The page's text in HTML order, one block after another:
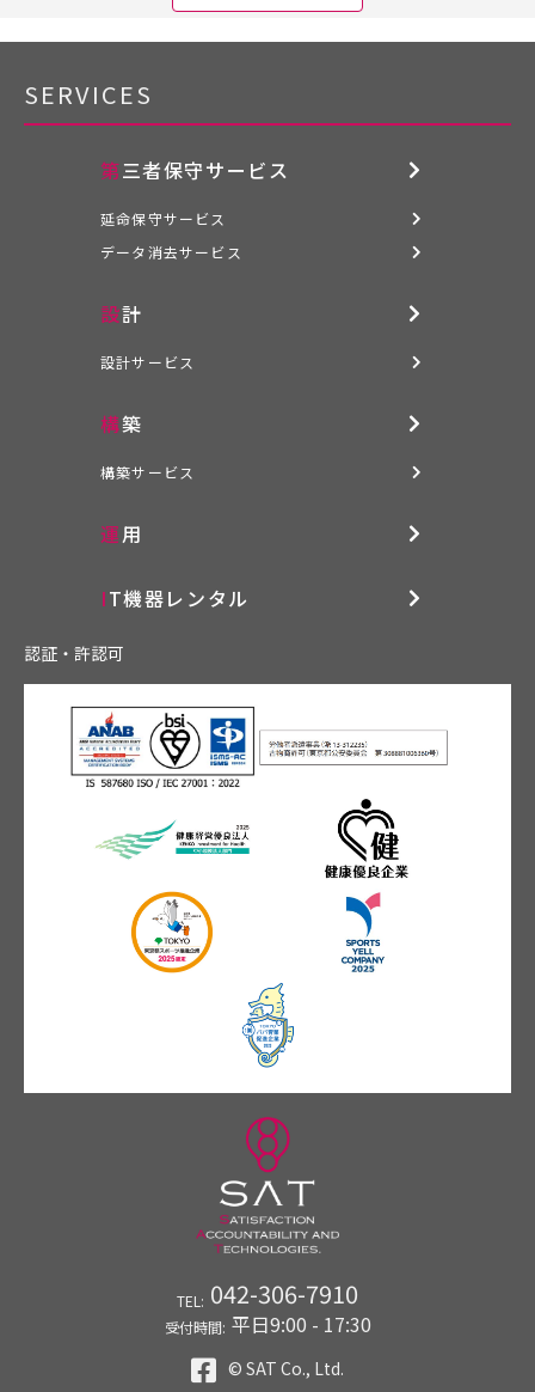
SERVICES
第三者保守サービス
延命保守サービス
データ消去サービス
設計
設計サービス
構築
構築サービス
運用
IT機器レンタル
認証・許認可
TEL: 042-306-7910
受付時間: 平日9:00 - 17:30
© SAT Co., Ltd.